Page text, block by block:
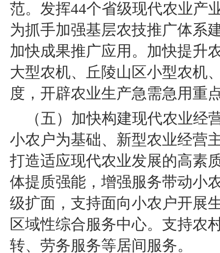
范。发挥44个省级现代农业产
为抓手加强基层农技推广体系
加快成果推广应用。加快提升
大型农机、丘陵山区小型农机
度，开辟农业生产急需急用重
（五）加快构建现代农业经
小农户为基础、新型农业经营
打造适应现代农业发展的高素
体提质强能，增强服务带动小
级扩面，支持面向小农户开展
区域性综合服务中心。支持农
转、劳务服务等居间服务。